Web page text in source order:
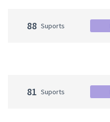
88 Suports
81 Suports